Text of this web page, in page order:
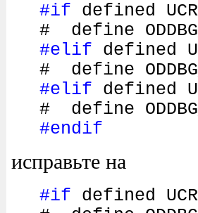
#if defined UCR
# define
#elif defined
# define
#elif defined
# define
#endif
исправьте на
#if defined UCR